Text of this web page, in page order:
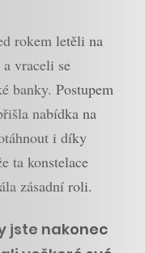
rokem letěli na
vraceli se
banky. Postupem
nabídka na
i díky
ta konstelace
zásadní roli.
jste nakonec